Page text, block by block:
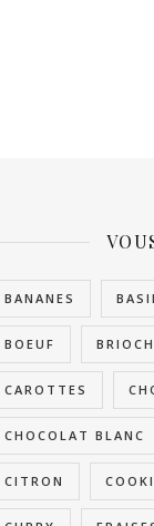
BANANES
BOEUF
CAROTTES
CHOCOLAT BLANC
CITRON